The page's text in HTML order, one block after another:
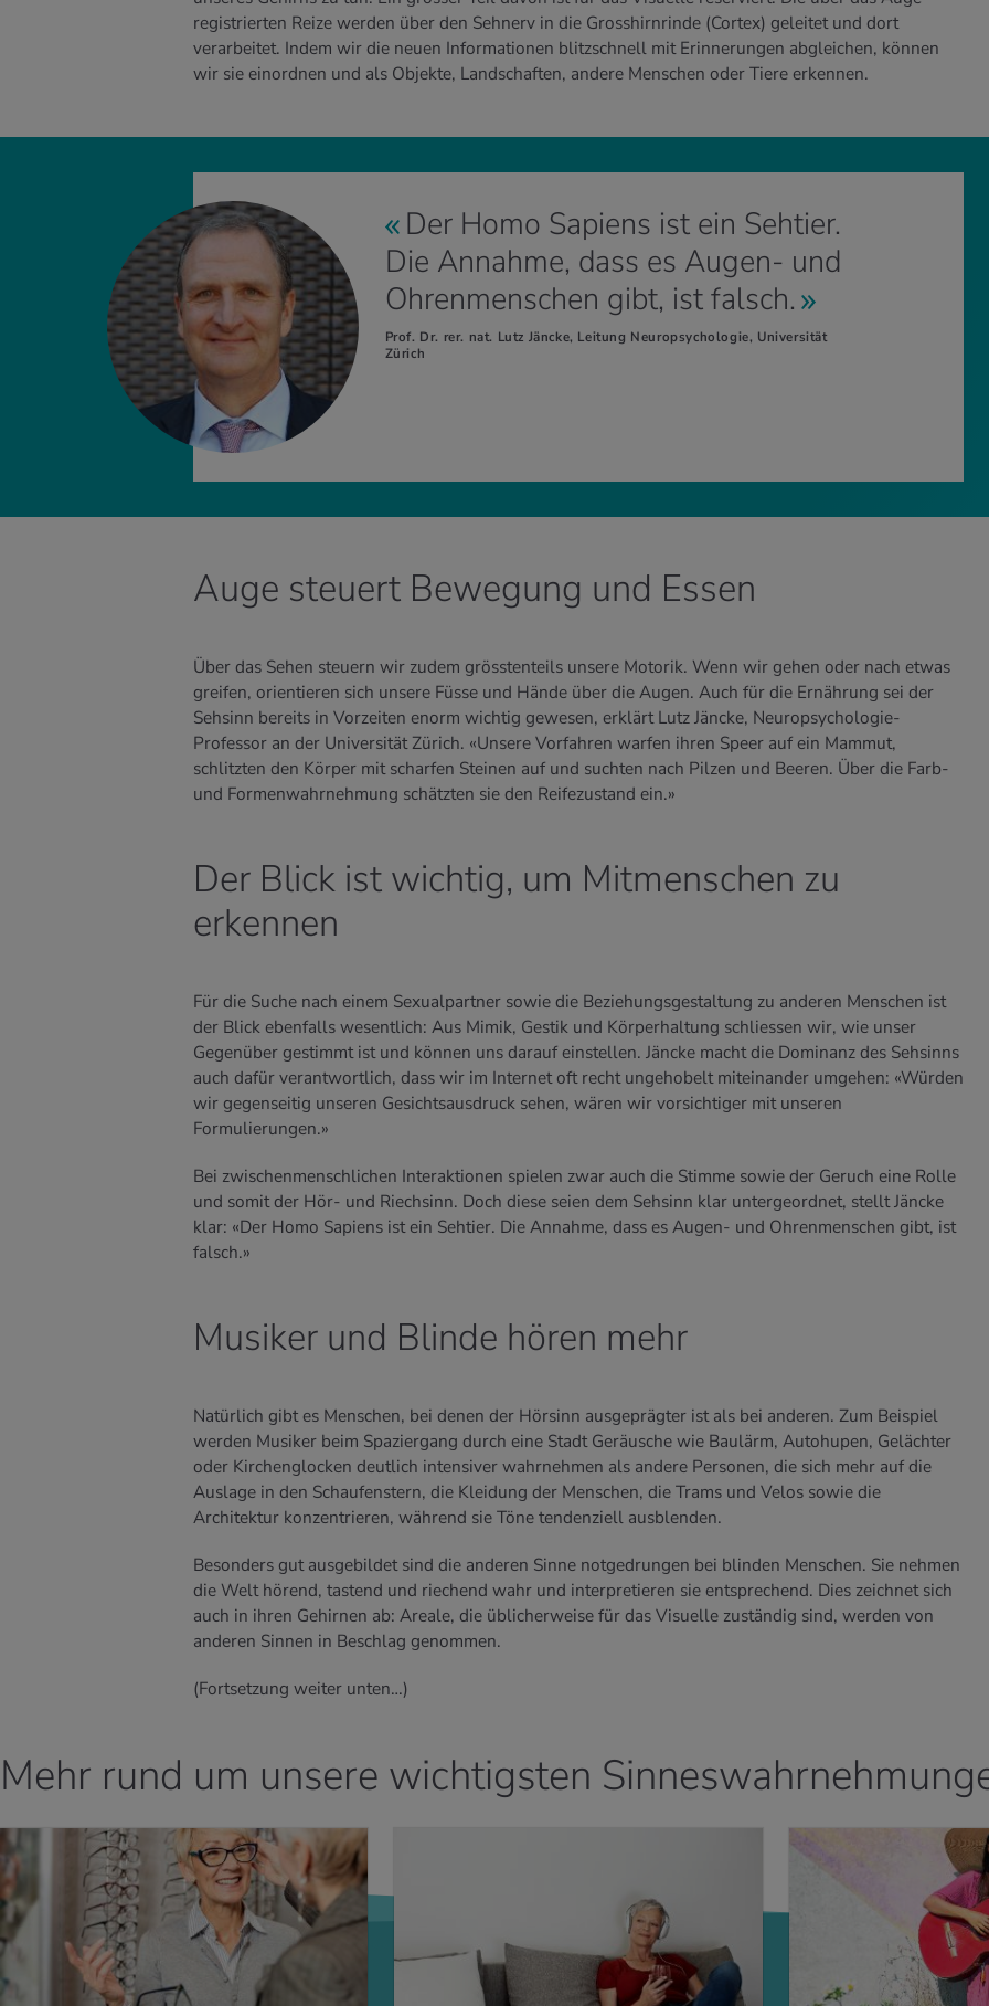
registrierten Reize werden über den Sehnerv in die Grosshirnrinde (Cortex) geleitet und dort
verarbeitet. Indem wir die neuen Informationen blitzschnell mit Erinnerungen abgleichen, können
wir sie einordnen und als Objekte, Landschaften, andere Menschen oder Tiere erkennen.
Der Homo Sapiens ist ein Sehtier.
Die Annahme, dass es Augen- und
Ohrenmenschen gibt, ist falsch.
Prof. Dr. rer. nat. Lutz Jäncke, Leitung Neuropsychologie, Universität
Zürich
Auge steuert Bewegung und Essen
Über das Sehen steuern wir zudem grösstenteils unsere Motorik. Wenn wir gehen oder nach etwas
greifen, orientieren sich unsere Füsse und Hände über die Augen. Auch für die Ernährung sei der
Sehsinn bereits in Vorzeiten enorm wichtig gewesen, erklärt Lutz Jäncke, Neuropsychologie-
Professor an der Universität Zürich. «Unsere Vorfahren warfen ihren Speer auf ein Mammut,
schlitzten den Körper mit scharfen Steinen auf und suchten nach Pilzen und Beeren. Über die Farb-
und Formenwahrnehmung schätzten sie den Reifezustand ein.»
Der Blick ist wichtig, um Mitmenschen zu
erkennen
Für die Suche nach einem Sexualpartner sowie die Beziehungsgestaltung zu anderen Menschen ist
der Blick ebenfalls wesentlich: Aus Mimik, Gestik und Körperhaltung schliessen wir, wie unser
Gegenüber gestimmt ist und können uns darauf einstellen. Jäncke macht die Dominanz des Sehsinns
auch dafür verantwortlich, dass wir im Internet oft recht ungehobelt miteinander umgehen: «Würden
wir gegenseitig unseren Gesichtsausdruck sehen, wären wir vorsichtiger mit unseren
Formulierungen.»
Bei zwischenmenschlichen Interaktionen spielen zwar auch die Stimme sowie der Geruch eine Rolle
und somit der Hör- und Riechsinn. Doch diese seien dem Sehsinn klar untergeordnet, stellt Jäncke
klar: «Der Homo Sapiens ist ein Sehtier. Die Annahme, dass es Augen- und Ohrenmenschen gibt, ist
falsch.»
Musiker und Blinde hören mehr
Natürlich gibt es Menschen, bei denen der Hörsinn ausgeprägter ist als bei anderen. Zum Beispiel
werden Musiker beim Spaziergang durch eine Stadt Geräusche wie Baulärm, Autohupen, Gelächter
oder Kirchenglocken deutlich intensiver wahrnehmen als andere Personen, die sich mehr auf die
Auslage in den Schaufenstern, die Kleidung der Menschen, die Trams und Velos sowie die
Architektur konzentrieren, während sie Töne tendenziell ausblenden.
Besonders gut ausgebildet sind die anderen Sinne notgedrungen bei blinden Menschen. Sie nehmen
die Welt hörend, tastend und riechend wahr und interpretieren sie entsprechend. Dies zeichnet sich
auch in ihren Gehirnen ab: Areale, die üblicherweise für das Visuelle zuständig sind, werden von
anderen Sinnen in Beschlag genommen.
(Fortsetzung weiter unten…)
Mehr rund um unsere wichtigsten
ERFAHREN MEHR ERFAHREN